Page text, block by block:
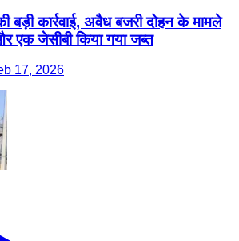
बड़ी कार्रवाई, अवैध बजरी दोहन के मामले
एक जेसीबी किया गया जब्त
17, 2026